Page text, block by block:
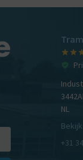
NL
+31